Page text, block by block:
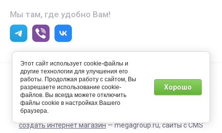
Мы там, где удобно Вам!
© 2023 Умный дом
создать интернет магазин— megagroup.ru, сайты с CMS
Этот сайт использует cookie-файлы и
другие технологии для улучшения его
работы. Продолжая работу с сайтом, Вы
разрешаете использование cookie-
файлов. Вы всегда можете отключить
файлы cookie в настройках Вашего
браузера.
Хорошо